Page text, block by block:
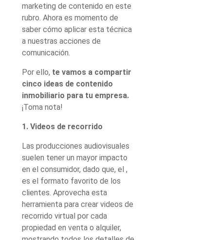
marketing de contenido en este
rubro. Ahora es momento de
saber cómo aplicar esta técnica
a nuestras acciones de
comunicación.
Por ello, te vamos a compartir
cinco ideas de contenido
inmobiliario para tu empresa.
¡Toma nota!
1. Videos de recorrido
Las producciones audiovisuales
suelen tener un mayor impacto
en el consumidor, dado que, el ,
es el formato favorito de los
clientes. Aprovecha esta
herramienta para crear videos de
recorrido virtual por cada
propiedad en venta o alquiler,